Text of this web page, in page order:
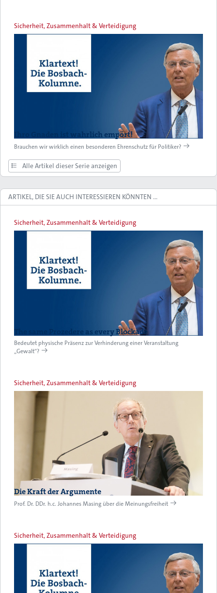
Sicherheit, Zusammenhalt & Verteidigung
Ihro Gnaden ist wahrlich empört!
Brauchen wir wirklich einen besonderen Ehrenschutz für Politiker?
Alle Artikel dieser Serie anzeigen
ARTIKEL, DIE SIE AUCH INTERESSIEREN KÖNNTEN …
Sicherheit, Zusammenhalt & Verteidigung
The same Prozedere as every Blockade
Bedeutet physische Präsenz zur Verhinderung einer Veranstaltung
„Gewalt“?
Sicherheit, Zusammenhalt & Verteidigung
Die Kraft der Argumente
Prof. Dr. DDr. h.c. Johannes Masing über die Meinungsfreiheit
Sicherheit, Zusammenhalt & Verteidigung